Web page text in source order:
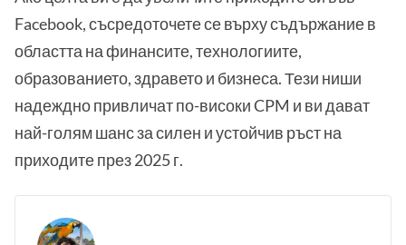
Facebook, съсредоточете се върху съдържание в
областта на финансите, технологиите,
образованието, здравето и бизнеса. Тези ниши
надеждно привличат по-високи CPM и ви дават
най-голям шанс за силен и устойчив ръст на
приходите през 2025 г.